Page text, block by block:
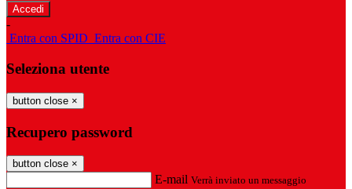
-
Entra con SPID Entra con CIE
Seleziona utente
button close ×
Recupero password
button close ×
E-mail Verrà inviato un messaggio